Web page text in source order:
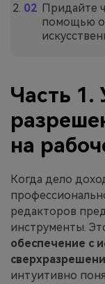
Придайте
помощью
Часть 1.
на
Когда дело
редакторов
инструменты.
обеспечение с
интуитивно